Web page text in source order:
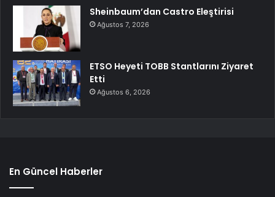
Sheinbaum’dan Castro Eleştirisi
Ağustos 7, 2026
ETSO Heyeti TOBB Stantlarını Ziyaret
Etti
Ağustos 6, 2026
En Güncel Haberler